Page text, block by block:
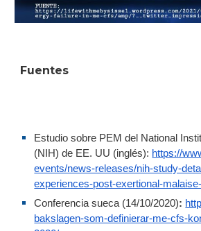
Fuentes
Estudio sobre PEM del National
(NIH) de EE. UU (inglés): https://
events/news-releases/nih-study-
experiences-post-exertional-
Conferencia sueca (14/10/2020):
bakslagen-som-definierar-me-cfs-